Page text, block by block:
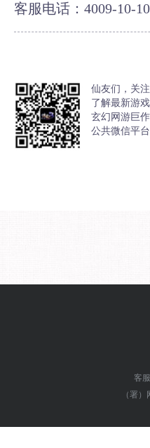
客服电话：4009-10-
仙友们，关注
了解最新游
玄幻网游巨作
公共微信平台
客
（署